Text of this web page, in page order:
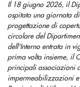
Il 18 giugno 2026, il
ospitato una giornata
progettazione di
circolare del
dell'Interno entrata in
prima volta insieme, il
principali associazioni
impermeabilizzazioni